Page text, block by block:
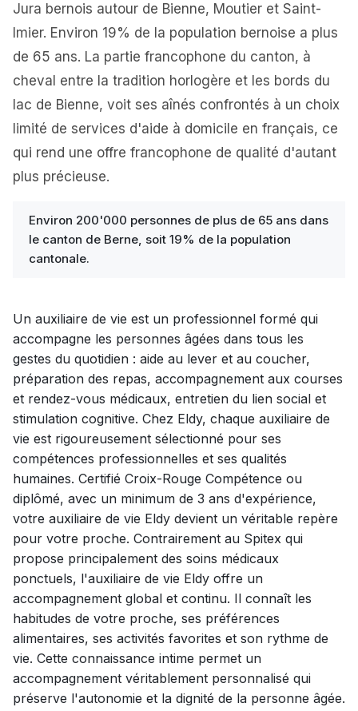
Jura bernois autour de Bienne, Moutier et Saint-
Imier. Environ 19% de la population bernoise a plus
de 65 ans. La partie francophone du canton, à
cheval entre la tradition horlogère et les bords du
lac de Bienne, voit ses aînés confrontés à un choix
limité de services d'aide à domicile en français, ce
qui rend une offre francophone de qualité d'autant
plus précieuse.
Environ 200'000 personnes de plus de 65 ans dans
le canton de Berne, soit 19% de la population
cantonale.
Un auxiliaire de vie est un professionnel formé qui
accompagne les personnes âgées dans tous les
gestes du quotidien : aide au lever et au coucher,
préparation des repas, accompagnement aux courses
et rendez-vous médicaux, entretien du lien social et
stimulation cognitive. Chez Eldy, chaque auxiliaire de
vie est rigoureusement sélectionné pour ses
compétences professionnelles et ses qualités
humaines. Certifié Croix-Rouge Compétence ou
diplômé, avec un minimum de 3 ans d'expérience,
votre auxiliaire de vie Eldy devient un véritable repère
pour votre proche. Contrairement au Spitex qui
propose principalement des soins médicaux
ponctuels, l'auxiliaire de vie Eldy offre un
accompagnement global et continu. Il connaît les
habitudes de votre proche, ses préférences
alimentaires, ses activités favorites et son rythme de
vie. Cette connaissance intime permet un
accompagnement véritablement personnalisé qui
préserve l'autonomie et la dignité de la personne âgée.